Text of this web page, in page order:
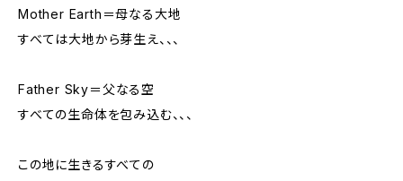
Mother Earth＝母なる大地
すべては大地から芽生え、、、
Father Sky＝父なる空
すべての生命体を包み込む、、、
この地に生きるすべての